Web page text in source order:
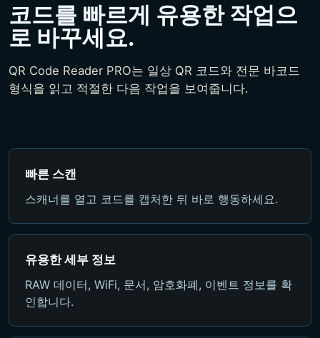
코드를 빠르게 유용한 작업으
로 바꾸세요.
QR Code Reader PRO는 일상 QR 코드와 전문 바코드
형식을 읽고 적절한 다음 작업을 보여줍니다.
빠른 스캔
스캐너를 열고 코드를 캡처한 뒤 바로 행동하세요.
유용한 세부 정보
RAW 데이터, WiFi, 문서, 암호화폐, 이벤트 정보를 확
인합니다.